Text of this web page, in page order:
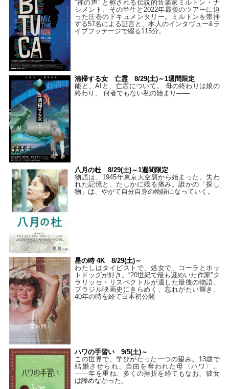
“神の声” と称される伝説的音楽家ミルトン・ナ
シメント、その半生と2022年最後のツアーに迫
った圧巻のドキュメンタリー。ミルトンを崇拝
する57名による証言と、本人のインタヴュー&ラ
イブフッテージで綴る115分。
清掃する女 亡霊 8/29(土)～1週間限定
能と、AIと、亡霊について。 母の終わりは娘の
終わり、 何者でもない私の始まり――
八月の杜 8/29(土)～1週間限定
物語は、1945年東京大空襲から始まった。失わ
れた記憶と、たしかに残る痛み。誰かの「探し
物」は、やがて自分自身の物語になっていく。
星の時 4K 8/29(土)～
わたしはタイピストで、処⼥で、コーラとホッ
トドッグが好き。“20世紀で最も謎めいた作家”ク
ラリッセ・リスペクトルが遺した最後の物語。
ブラジル映画史にきらめく、忘れがたい輝き。
40年の時を経て⽇本初公開
ハワの手習い 9/5(土)～
この世界で、学びがたった一つの望み。13歳で
結婚させられ、自由を奪われた母〈ハワ〉。
——年を重ね、多くの挫折を経てもなお、彼女
は諦めなかった。